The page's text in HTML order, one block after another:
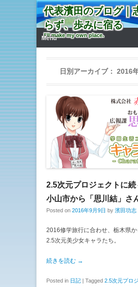
代表濱田のブログ｜
らず、歩みに宿る
I'll make my own place.
第1メニュー
コンテンツへ移動
Menu
日別アーカイブ： 2016
2.5次元プロジェクトに続
小山市から「思川結」さ
Posted on 2016年9月9日 by 濱田功志
2016修学旅行に合わせ、栃木県
2.5次元美少女キャラたち。
続きを読む →
Posted in 日記 | Tagged 2.5次元プロ